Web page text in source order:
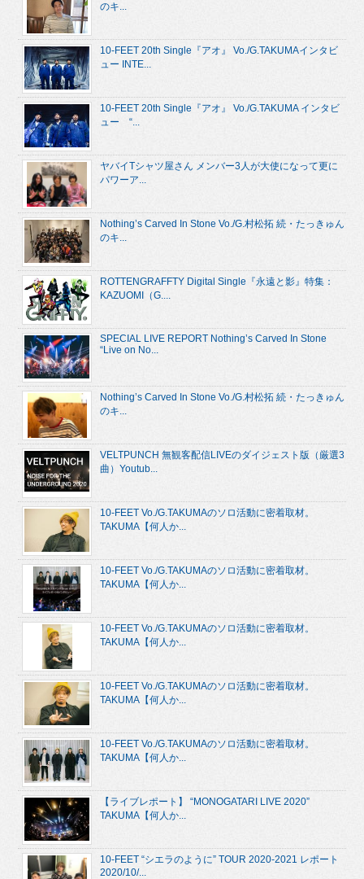
のキ...
10-FEET 20th Single『アオ』 Vo./G.TAKUMAインタビ
ュー INTE...
10-FEET 20th Single『アオ』 Vo./G.TAKUMA インタビ
ュー “...
ヤバイTシャツ屋さん メンバー3人が大使になって更に
パワーア...
Nothing’s Carved In Stone Vo./G.村松拓 続・たっきゅん
のキ...
ROTTENGRAFFTY Digital Single『永遠と影』特集：
KAZUOMI（G....
SPECIAL LIVE REPORT Nothing’s Carved In Stone
“Live on No...
Nothing’s Carved In Stone Vo./G.村松拓 続・たっきゅん
のキ...
VELTPUNCH 無観客配信LIVEのダイジェスト版（厳選3
曲）Youtub...
10-FEET Vo./G.TAKUMAのソロ活動に密着取材。
TAKUMA【何人か...
10-FEET Vo./G.TAKUMAのソロ活動に密着取材。
TAKUMA【何人か...
10-FEET Vo./G.TAKUMAのソロ活動に密着取材。
TAKUMA【何人か...
10-FEET Vo./G.TAKUMAのソロ活動に密着取材。
TAKUMA【何人か...
10-FEET Vo./G.TAKUMAのソロ活動に密着取材。
TAKUMA【何人か...
【ライブレポート】 “MONOGATARI LIVE 2020”
TAKUMA【何人か...
10-FEET “シエラのように” TOUR 2020-2021 レポート
2020/10/...